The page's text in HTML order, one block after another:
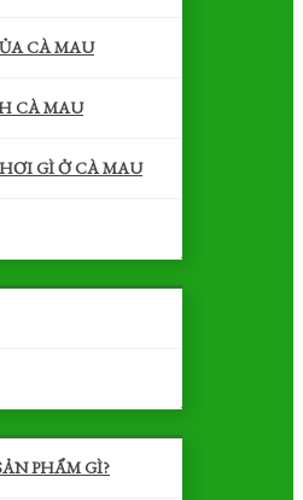
CÀ MAU
CÀ MAU
GÌ Ở CÀ MAU
PHẨM GÌ?